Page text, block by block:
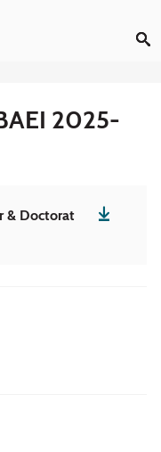
2025-
& Doctorat